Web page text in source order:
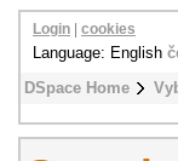
DSpace Home
Login cookies
Language: English